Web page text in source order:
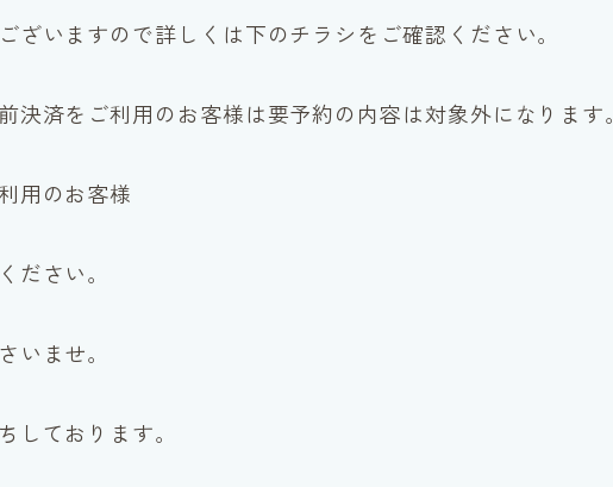
すので詳しくは下のチラシをご確認ください。
利用のお客様は要予約の内容は対象外になります。
用のお客様
ださい。
いませ。
しております。